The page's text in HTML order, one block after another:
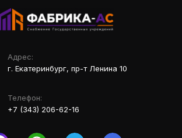
Адрес:
г. Екатеринбург, пр-т Ленина 10
Телефон:
+7 (343) 206-62-16